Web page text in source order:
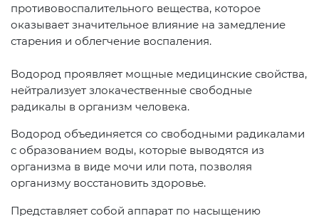
противовоспалительного вещества, которое
оказывает значительное влияние на замедление
старения и облегчение воспаления.
Водород проявляет мощные медицинские свойства,
нейтрализует злокачественные свободные
радикалы в организм человека.
Водород объединяется со свободными радикалами
с образованием воды, которые выводятся из
организма в виде мочи или пота, позволяя
организму восстановить здоровье.
Представляет собой аппарат по насыщению